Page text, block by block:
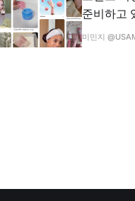
준비하고
전이시라
미민지